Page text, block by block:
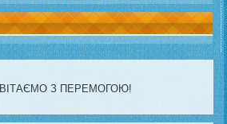
ВІТАЄМО З ПЕРЕМОГОЮ!